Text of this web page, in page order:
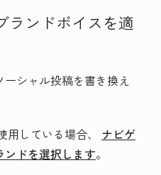
ランドボイスを適
シャル投稿を書き換え
用している場合、 ナビゲ
ンドを選択します。